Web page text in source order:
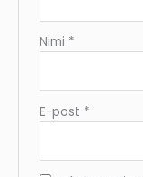
Nimi *
E-post *